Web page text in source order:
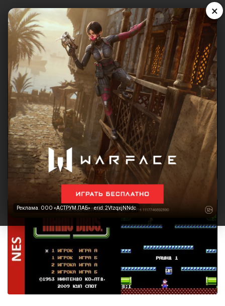
×
Реклама. ООО «АСТРУМ ЛАБ» · erid: 2VtzqxjNNdc
Реклама. ООО «АСТРУМ ЛАБ» · erid: 2VtzqxjNNdc